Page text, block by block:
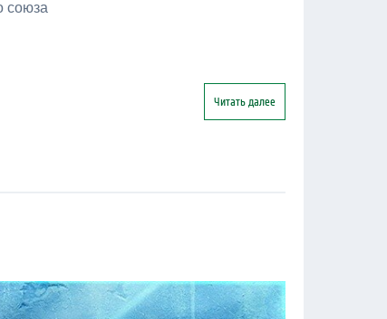
союза
Читать далее